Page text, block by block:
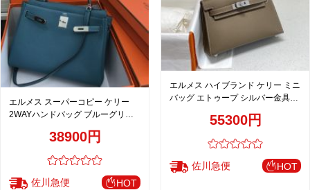
エルメス スーパーコピー ケリー
2WAYハンドバッグ ブルーグリー
38900円
佐川急便 HOT
エルメス ハイブランド ケリー ミニ
バッグ エトゥープ シルバー金具
55300円
佐川急便 HOT